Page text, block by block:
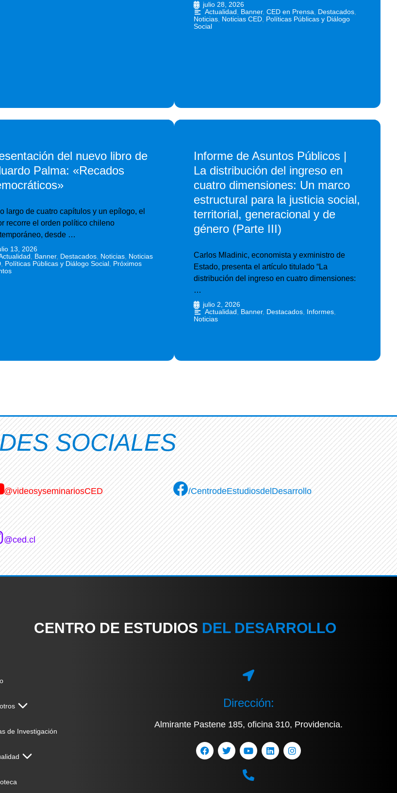
julio 28, 2026
Actualidad, Banner,CED en Prensa, Destacados,
Noticias, Noticias CED, Políticas Públicas y Diálogo
Social
del nuevo libro de
Palma: «Recados
largo de cuatro capítulos y un epílogo, el
recorre el orden político chileno
desde …
13, 2026
Banner, Destacados, Noticias, Noticias
Políticas Públicas y Diálogo Social Próximos
Informe de Asuntos Públicos |
La distribución del ingreso en
cuatro dimensiones: Un marco
estructural para la justicia social,
territorial, generacional y de
género (Parte III)
Carlos Mladinic, economista y exministro de
Estado, presenta el artículo titulado “La
distribución del ingreso en cuatro dimensiones:
…
julio 2, 2026
Actualidad Banner, Destacados Informes
Noticias
SOCIALES
@videosyseminariosCED /CentrodeEstudiosdelDesarrollo
@ced.cl
CENTRO DE ESTUDIOS DEL DESARROLLO
de Investigación
Dirección:
Almirante Pastene 185, oficina 310, Providencia.